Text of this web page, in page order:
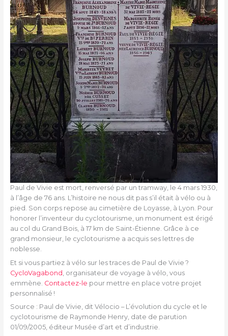
Paul de Vivie est mort, renversé par un tramway, le 4 mars 1930,
à l’âge de 76 ans. L’histoire ne nous dit pas s’il était à vélo ou à
pied. Son corps repose au cimetière de Loyasse, à Lyon. Pour
honorer l’inventeur du cyclotourisme, un monument est érigé
au col du Grand Bois, à 17 km de Saint-Étienne. Grâce à ce
grand monsieur, le cyclotourisme a acquis ses lettres de
noblesse.
Et si vous partiez à vélo sur les traces de Paul de Vivie ?
CycloVagabond , organisateur de voyage à vélo, vous
emmène. Contactez-le pour mettre en place votre projet
personnalisé !
Source : Paul de Vivie, dit Vélocio – L’évolution du cycle et le
cyclotourisme de Raymonde Henry, date de parution
01/09/2005, éditeur Musée d’art et d’industrie.